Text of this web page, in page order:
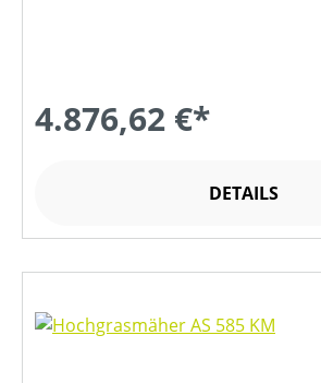
4.876,62 €*
DETAILS